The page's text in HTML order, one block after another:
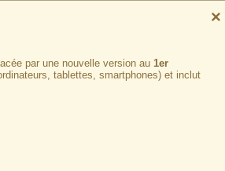
×
par une nouvelle version au 1er
tablettes, smartphones) et inclut